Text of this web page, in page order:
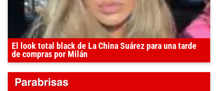
El look total black de La China Suárez para una tarde
de compras por Milán